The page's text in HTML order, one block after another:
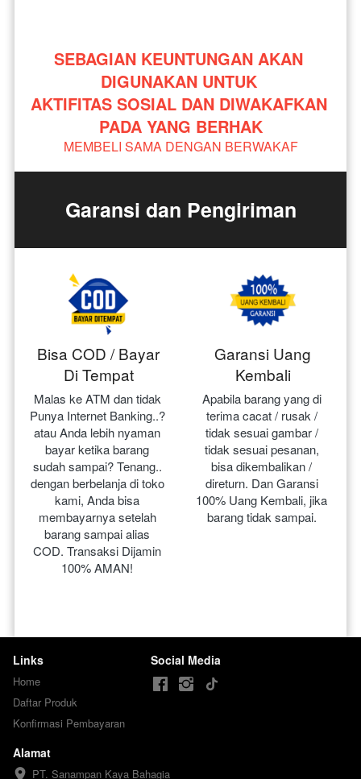
SEBAGIAN KEUNTUNGAN AKAN
DIGUNAKAN UNTUK
AKTIFITAS SOSIAL DAN DIWAKAFKAN
PADA YANG BERHAK
MEMBELI SAMA DENGAN BERWAKAF
Garansi dan Pengiriman
Bisa COD / Bayar
Di Tempat
Malas ke ATM dan tidak
Punya Internet Banking..?
atau Anda lebih nyaman
bayar ketika barang
sudah sampai? Tenang..
dengan berbelanja di toko
kami, Anda bisa
membayarnya setelah
barang sampai alias
COD. Transaksi Dijamin
100% AMAN!
Garansi Uang
Kembali
Apabila barang yang di
terima cacat / rusak /
tidak sesuai gambar /
tidak sesuai pesanan,
bisa dikembalikan /
direturn. Dan Garansi
100% Uang Kembali, jika
barang tidak sampai.
Links
Home
Daftar Produk
Konfirmasi Pembayaran
Social Media
Alamat
PT. Sanampan Kaya Bahagia